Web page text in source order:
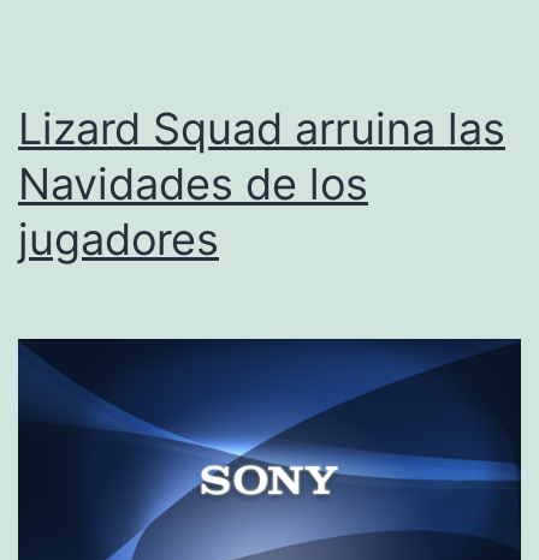
Lizard Squad arruina las
Navidades de los
jugadores